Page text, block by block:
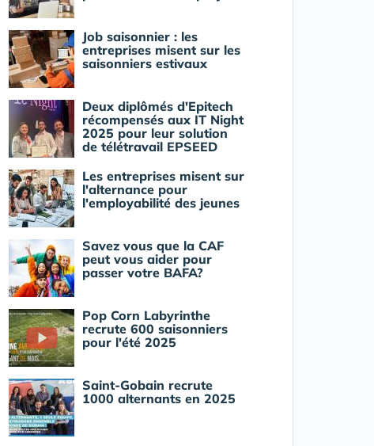
Job saisonnier : les
entreprises misent sur les
saisonniers estivaux
Deux diplômés d'Epitech
récompensés aux IT Night
2025 pour leur solution
de télétravail EPSEED
Les entreprises misent sur
l'alternance pour
l'employabilité des jeunes
Savez vous que la CAF
peut vous aider pour
passer votre BAFA?
Pop Corn Labyrinthe
recrute 600 saisonniers
pour l'été 2025
Saint-Gobain recrute
1000 alternants en 2025